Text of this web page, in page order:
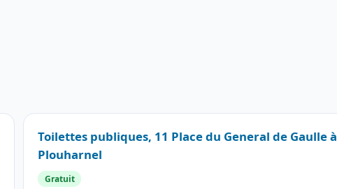
Toilettes publiques, 11 Place du General de Gaulle à
Plouharnel
Gratuit